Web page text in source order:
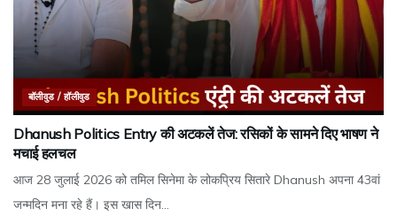
बॉलीवुड / हॉलीवुड
Dhanush Politics Entry की अटकलें तेज: रसिकों के सामने दिए भाषण ने
मचाई हलचल
आज 28 जुलाई 2026 को तमिल सिनेमा के लोकप्रिय सितारे Dhanush अपना 43वां
जन्मदिन मना रहे हैं। इस खास दिन...